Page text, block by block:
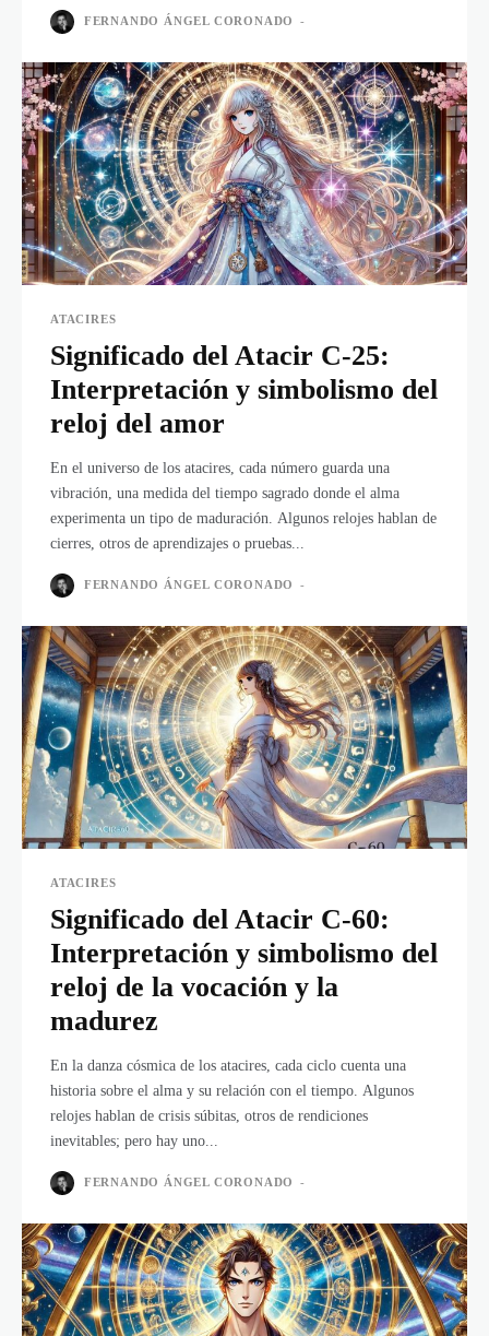
FERNANDO ÁNGEL CORONADO -
ATACIRES
Significado del Atacir C-25:
Interpretación y simbolismo del
reloj del amor
En el universo de los atacires, cada número guarda una
vibración, una medida del tiempo sagrado donde el alma
experimenta un tipo de maduración. Algunos relojes hablan de
cierres, otros de aprendizajes o pruebas...
FERNANDO ÁNGEL CORONADO -
ATACIRES
Significado del Atacir C-60:
Interpretación y simbolismo del
reloj de la vocación y la
madurez
En la danza cósmica de los atacires, cada ciclo cuenta una
historia sobre el alma y su relación con el tiempo. Algunos
relojes hablan de crisis súbitas, otros de rendiciones
inevitables; pero hay uno...
FERNANDO ÁNGEL CORONADO -